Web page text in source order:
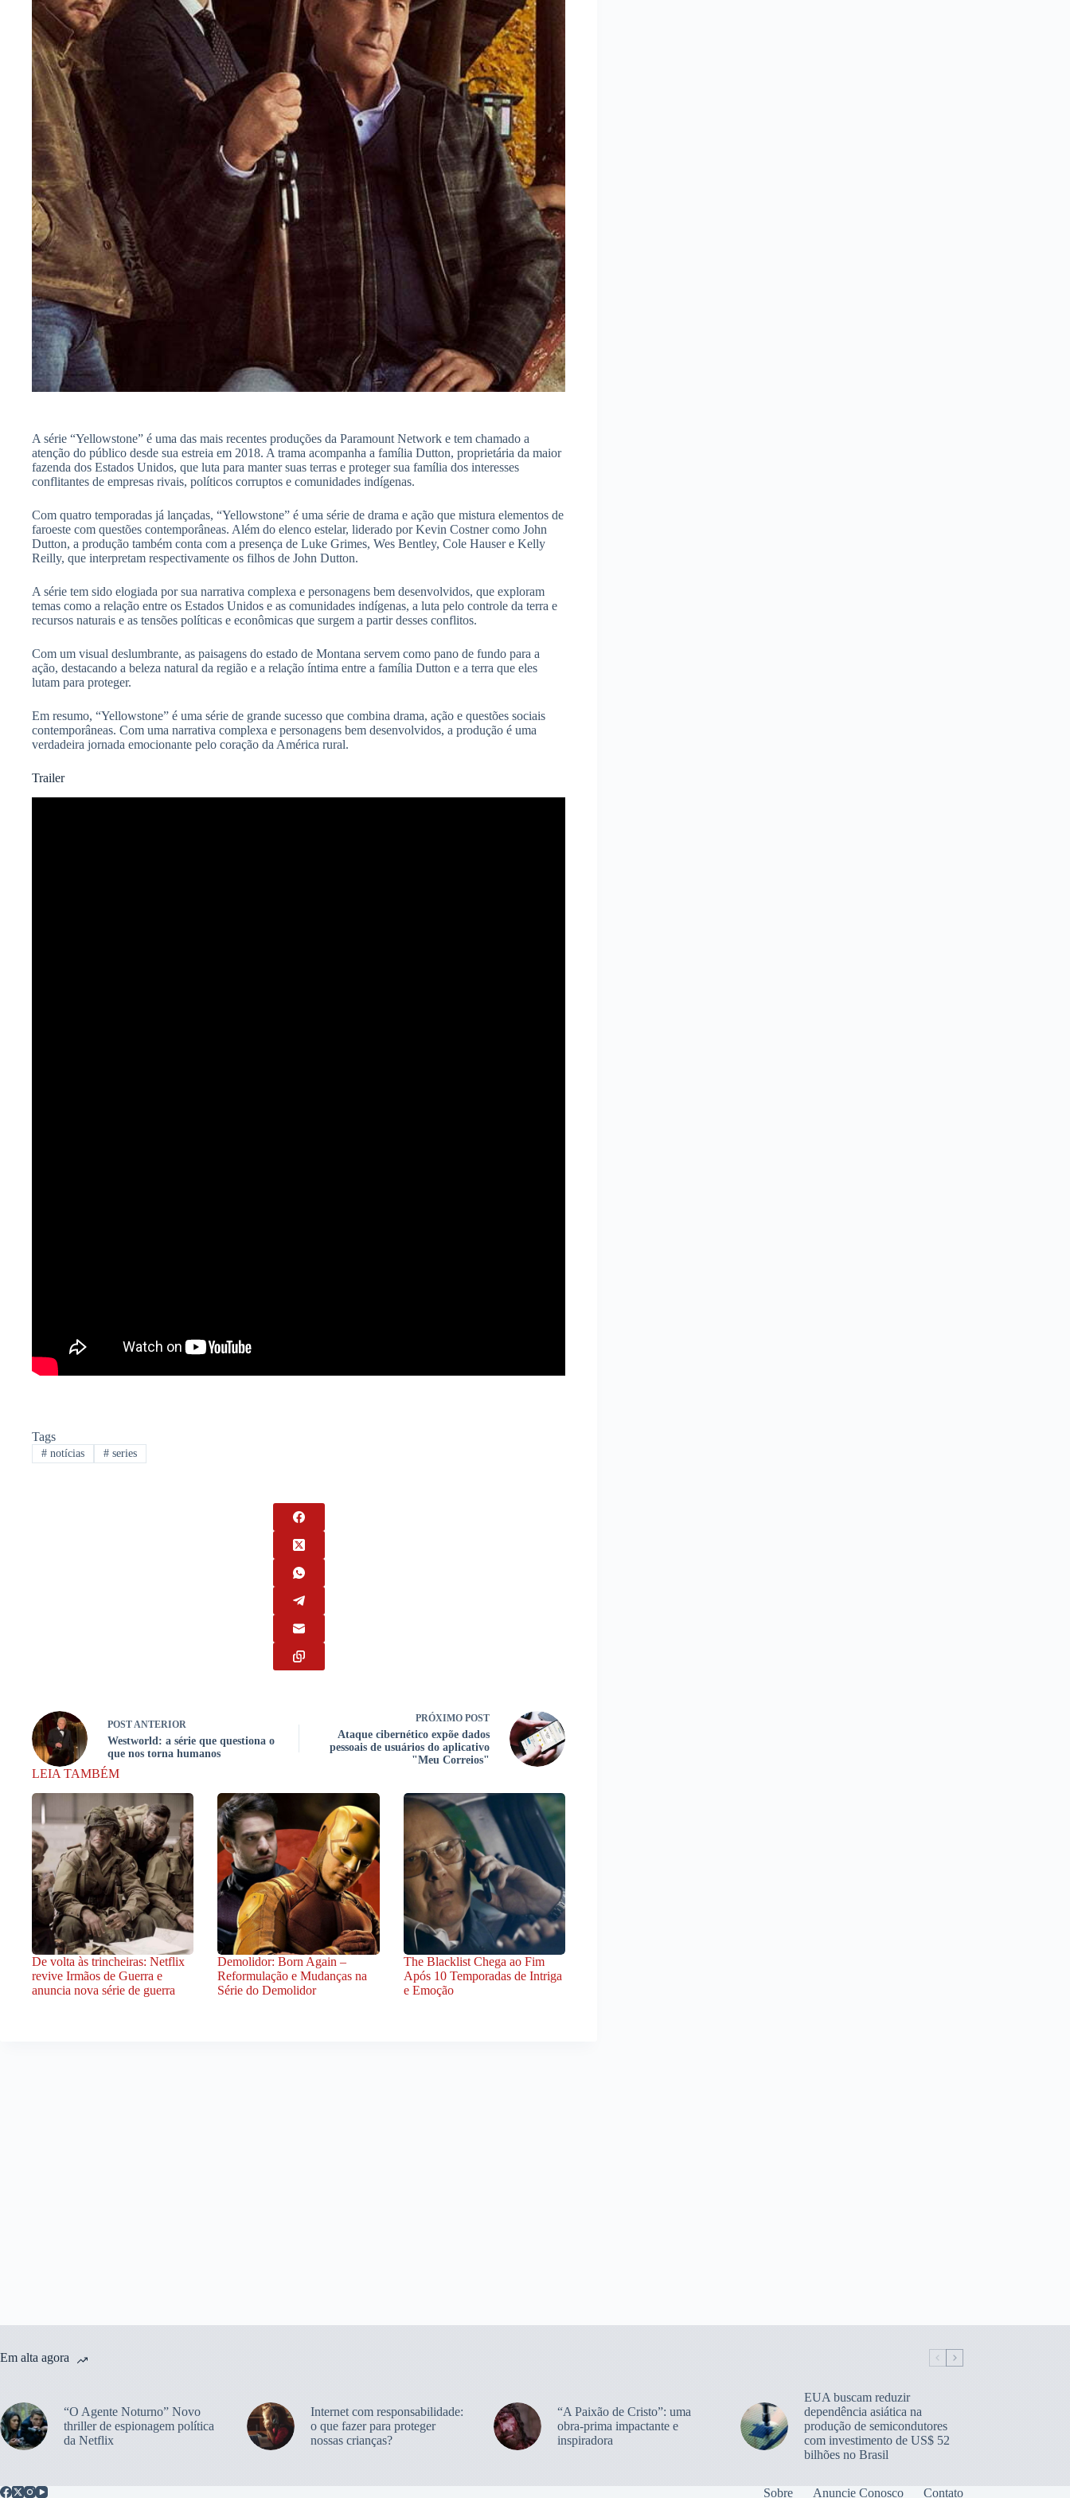
A série “Yellowstone” é uma das mais recentes produções da Paramount Network e tem chamado a
atenção do público desde sua estreia em 2018. A trama acompanha a família Dutton, proprietária da maior
fazenda dos Estados Unidos, que luta para manter suas terras e proteger sua família dos interesses
conflitantes de empresas rivais, políticos corruptos e comunidades indígenas.
Com quatro temporadas já lançadas, “Yellowstone” é uma série de drama e ação que mistura elementos de
faroeste com questões contemporâneas. Além do elenco estelar, liderado por Kevin Costner como John
Dutton, a produção também conta com a presença de Luke Grimes, Wes Bentley, Cole Hauser e Kelly
Reilly, que interpretam respectivamente os filhos de John Dutton.
A série tem sido elogiada por sua narrativa complexa e personagens bem desenvolvidos, que exploram
temas como a relação entre os Estados Unidos e as comunidades indígenas, a luta pelo controle da terra e
recursos naturais e as tensões políticas e econômicas que surgem a partir desses conflitos.
Com um visual deslumbrante, as paisagens do estado de Montana servem como pano de fundo para a
ação, destacando a beleza natural da região e a relação íntima entre a família Dutton e a terra que eles
lutam para proteger.
Em resumo, “Yellowstone” é uma série de grande sucesso que combina drama, ação e questões sociais
contemporâneas. Com uma narrativa complexa e personagens bem desenvolvidos, a produção é uma
verdadeira jornada emocionante pelo coração da América rural.
Trailer
Tags
#notícias #series
POSTANTERIOR
Westworld: a série que questiona o
que nos torna humanos
PRÓXIMO POST
Ataque cibernético expõe dados
pessoais de usuários do aplicativo
"Meu Correios"
LEIA TAMBÉM
De volta às trincheiras: Netflix
revive Irmãos de Guerra e
anuncia nova série de guerra
Demolidor: Born Again –
Reformulação e Mudanças na
Série do Demolidor
The Blacklist Chega ao Fim
Após 10 Temporadas de Intriga
e Emoção
Em alta agora
“O Agente Noturno” Novo
thriller de espionagem política
da Netflix
Internet com responsabilidade:
o que fazer para proteger
nossas crianças?
“A Paixão de Cristo”: uma
obra-prima impactante e
inspiradora
EUA buscam reduzir
dependência asiática na
produção de semicondutores
com investimento de US$ 52
bilhões no Brasil
Sobre Anuncie Conosco Contato